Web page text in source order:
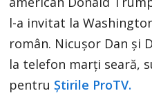
l-a invitat la
român. Nicușor Dan și
la telefon marți seară,
pentruȘtirile ProTV.